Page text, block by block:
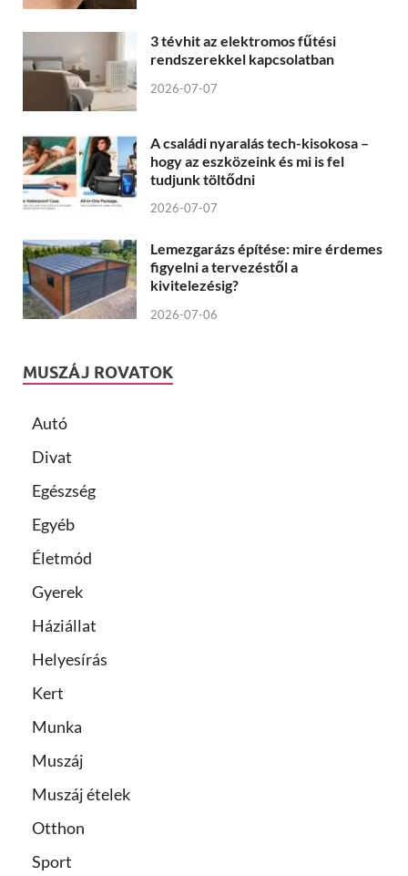
3 tévhit az elektromos fűtési
rendszerekkel kapcsolatban
2026-07-07
A családi nyaralás tech-kisokosa –
hogy az eszközeink és mi is fel
tudjunk töltődni
2026-07-07
Lemezgarázs építése: mire érdemes
figyelni a tervezéstől a
kivitelezésig?
2026-07-06
MUSZÁJ ROVATOK
Autó
Divat
Egészség
Egyéb
Életmód
Gyerek
Háziállat
Helyesírás
Kert
Munka
Muszáj
Muszáj ételek
Otthon
Sport